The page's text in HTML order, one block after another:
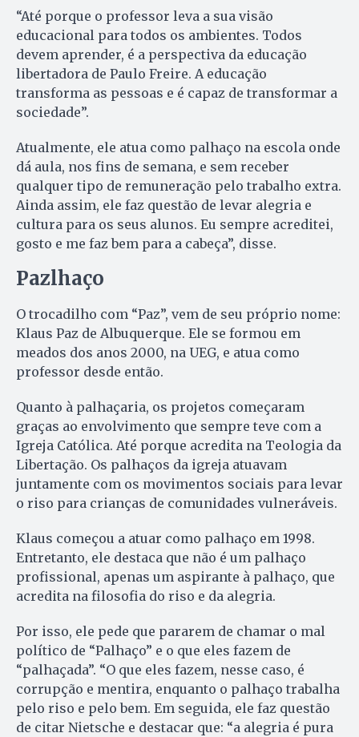
“Até porque o professor leva a sua visão
educacional para todos os ambientes. Todos
devem aprender, é a perspectiva da educação
libertadora de Paulo Freire. A educação
transforma as pessoas e é capaz de transformar a
sociedade”.
Atualmente, ele atua como palhaço na escola onde
dá aula, nos fins de semana, e sem receber
qualquer tipo de remuneração pelo trabalho extra.
Ainda assim, ele faz questão de levar alegria e
cultura para os seus alunos. Eu sempre acreditei,
gosto e me faz bem para a cabeça”, disse.
Pazlhaço
O trocadilho com “Paz”, vem de seu próprio nome:
Klaus Paz de Albuquerque. Ele se formou em
meados dos anos 2000, na UEG, e atua como
professor desde então.
Quanto à palhaçaria, os projetos começaram
graças ao envolvimento que sempre teve com a
Igreja Católica. Até porque acredita na Teologia da
Libertação. Os palhaços da igreja atuavam
juntamente com os movimentos sociais para levar
o riso para crianças de comunidades vulneráveis.
Klaus começou a atuar como palhaço em 1998.
Entretanto, ele destaca que não é um palhaço
profissional, apenas um aspirante à palhaço, que
acredita na filosofia do riso e da alegria.
Por isso, ele pede que pararem de chamar o mal
político de “Palhaço” e o que eles fazem de
“palhaçada”. “O que eles fazem, nesse caso, é
corrupção e mentira, enquanto o palhaço trabalha
pelo riso e pelo bem. Em seguida, ele faz questão
de citar Nietsche e destacar que: “a alegria é pura